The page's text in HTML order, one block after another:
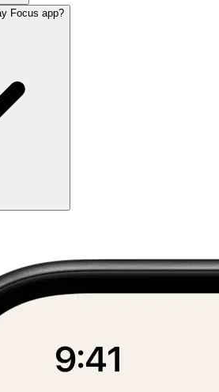
Focus app?